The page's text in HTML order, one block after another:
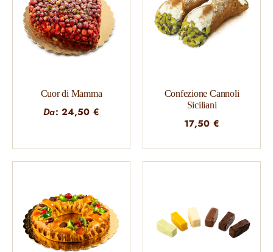
Cuor di Mamma
Da:24,50 €
Confezione Cannoli
Siciliani
17,50 €